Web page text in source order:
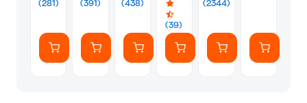
(281) (391)
Male
HDMI
Male
1.5m
(438)
4
ports
Μαύρο
(39)
-
(2344)